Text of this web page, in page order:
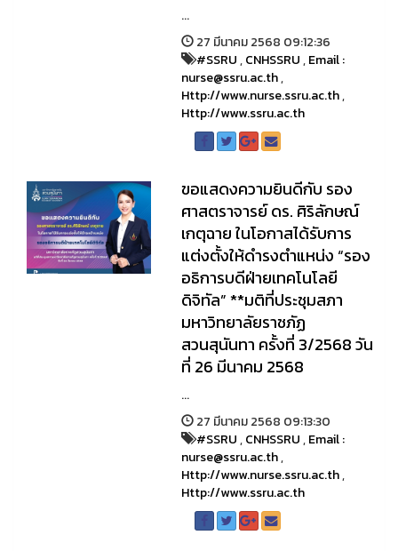
...
27 มีนาคม 2568 09:12:36
#SSRU,CNHSSRU,Email :
nurse@ssru.ac.th,
Http://www.nurse.ssru.ac.th,
Http://www.ssru.ac.th
ขอแสดงความยินดีกับ รอง
ศาสตราจารย์ ดร. ศิริลักษณ์
เกตุฉาย ในโอกาสได้รับการ
แต่งตั้งให้ดำรงตำแหน่ง “รอง
อธิการบดีฝ่ายเทคโนโลยี
ดิจิทัล” **มติที่ประชุมสภา
มหาวิทยาลัยราชภัฏ
สวนสุนันทา ครั้งที่ 3/2568 วัน
ที่ 26 มีนาคม 2568
...
27 มีนาคม 2568 09:13:30
#SSRU,CNHSSRU,Email :
nurse@ssru.ac.th,
Http://www.nurse.ssru.ac.th,
Http://www.ssru.ac.th